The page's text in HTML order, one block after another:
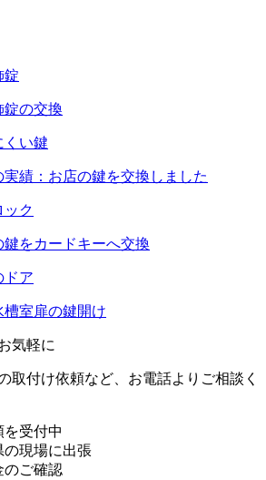
錠の交換
績：お店の鍵を交換しました
をカードキーへ交換
室扉の鍵開け
気軽に
取付け依頼など、お電話よりご相談く
を受付中
の現場に出張
のご確認